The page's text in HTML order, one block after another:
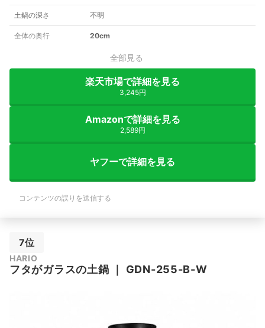
土鍋の深さ 不明
全体の奥行 20cm
全部見る
楽天市場で詳細を見る
3,245円
Amazonで詳細を見る
2,589円
ヤフーで詳細を見る
コンテンツの誤りを送信する
7位
HARIO
フタがガラスの土鍋 GDN-255-B-W